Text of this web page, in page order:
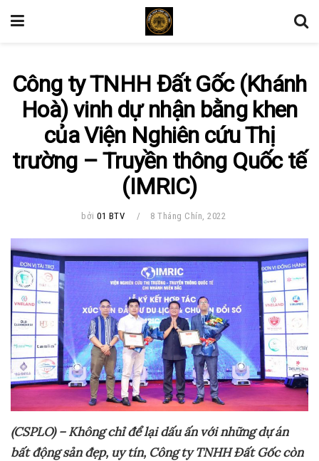
Công ty TNHH Đất Gốc (Khánh
Hoà) vinh dự nhận bằng khen
của Viện Nghiên cứu Thị
trường – Truyền thông Quốc tế
(IMRIC)
bởi 01 BTV 8 Tháng Chín, 2022
(CSPLO) – Không chỉ để lại dấu ấn vớinhững dựán
bất động sản đẹp, uy tín, Công ty TNHHĐất Gốccòn